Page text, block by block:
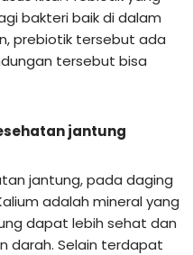
bakteri baik di dalam
prebiotik tersebut ada
tersebut bisa
jantung
jantung, pada daging
adalah mineral yang
dapat lebih sehat dan
darah. Selain terdapat